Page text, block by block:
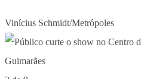
Vinícius Schmidt/Metrópoles